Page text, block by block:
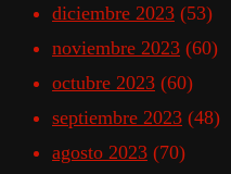
diciembre 2023 (53)
noviembre 2023 (60)
octubre 2023 (60)
septiembre 2023 (48)
agosto 2023 (70)